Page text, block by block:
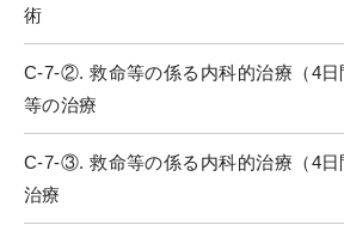
術
C-7-②. 救命等の係る内科的治療（4日
等の治療
C-7-③. 救命等の係る内科的治療（4日
治療